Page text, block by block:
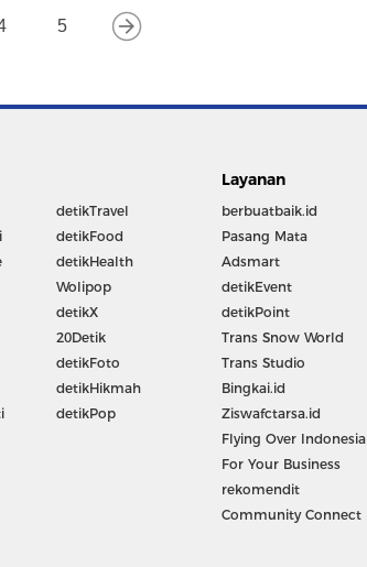
5
detikTravel
detikFood
detikHealth
Wolipop
detikX
20Detik
detikFoto
detikHikmah
detikPop
Layanan
berbuatbaik.id
Pasang Mata
Adsmart
detikEvent
detikPoint
Trans Snow World
Trans Studio
Bingkai.id
Ziswafctarsa.id
Flying Over Indonesia
For Your Business
rekomendit
Community Connect